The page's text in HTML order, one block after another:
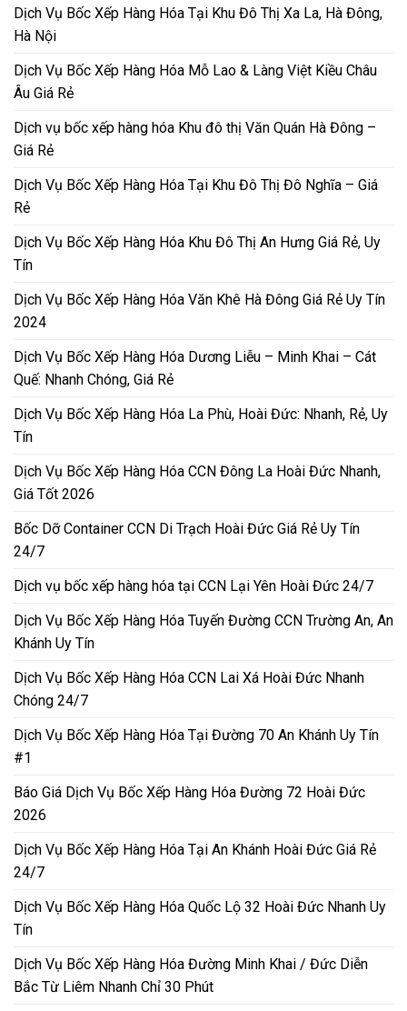
Dịch Vụ Bốc Xếp Hàng Hóa Tại Khu Đô Thị Xa La, Hà Đông,
Hà Nội
Dịch Vụ Bốc Xếp Hàng Hóa Mỗ Lao & Làng Việt Kiều Châu
Âu Giá Rẻ
Dịch vụ bốc xếp hàng hóa Khu đô thị Văn Quán Hà Đông –
Giá Rẻ
Dịch Vụ Bốc Xếp Hàng Hóa Tại Khu Đô Thị Đô Nghĩa – Giá
Rẻ
Dịch Vụ Bốc Xếp Hàng Hóa Khu Đô Thị An Hưng Giá Rẻ, Uy
Tín
Dịch Vụ Bốc Xếp Hàng Hóa Văn Khê Hà Đông Giá Rẻ Uy Tín
2024
Dịch Vụ Bốc Xếp Hàng Hóa Dương Liễu – Minh Khai – Cát
Quế: Nhanh Chóng, Giá Rẻ
Dịch Vụ Bốc Xếp Hàng Hóa La Phù, Hoài Đức: Nhanh, Rẻ, Uy
Tín
Dịch Vụ Bốc Xếp Hàng Hóa CCN Đông La Hoài Đức Nhanh,
Giá Tốt 2026
Bốc Dỡ Container CCN Di Trạch Hoài Đức Giá Rẻ Uy Tín
24/7
Dịch vụ bốc xếp hàng hóa tại CCN Lại Yên Hoài Đức 24/7
Dịch Vụ Bốc Xếp Hàng Hóa Tuyến Đường CCN Trường An, An
Khánh Uy Tín
Dịch Vụ Bốc Xếp Hàng Hóa CCN Lai Xá Hoài Đức Nhanh
Chóng 24/7
Dịch Vụ Bốc Xếp Hàng Hóa Tại Đường 70 An Khánh Uy Tín
#1
Báo Giá Dịch Vụ Bốc Xếp Hàng Hóa Đường 72 Hoài Đức
2026
Dịch Vụ Bốc Xếp Hàng Hóa Tại An Khánh Hoài Đức Giá Rẻ
24/7
Dịch Vụ Bốc Xếp Hàng Hóa Quốc Lộ 32 Hoài Đức Nhanh Uy
Tín
Dịch Vụ Bốc Xếp Hàng Hóa Đường Minh Khai / Đức Diễn
Bắc Từ Liêm Nhanh Chỉ 30 Phút